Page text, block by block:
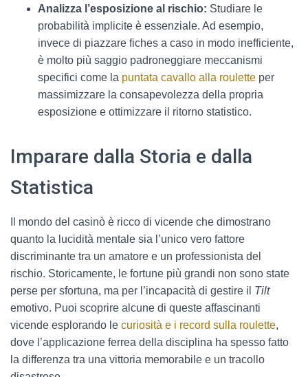
Analizza l’esposizione al rischio: Studiare le
probabilità implicite è essenziale. Ad esempio,
invece di piazzare fiches a caso in modo inefficiente,
è molto più saggio padroneggiare meccanismi
specifici come la puntata cavallo alla roulette per
massimizzare la consapevolezza della propria
esposizione e ottimizzare il ritorno statistico.
Imparare dalla Storia e dalla
Statistica
Il mondo del casinò è ricco di vicende che dimostrano
quanto la lucidità mentale sia l’unico vero fattore
discriminante tra un amatore e un professionista del
rischio. Storicamente, le fortune più grandi non sono state
perse per sfortuna, ma per l’incapacità di gestire il Tilt
emotivo. Puoi scoprire alcune di queste affascinanti
vicende esplorando le curiosità e i record sulla roulette,
dove l’applicazione ferrea della disciplina ha spesso fatto
la differenza tra una vittoria memorabile e un tracollo